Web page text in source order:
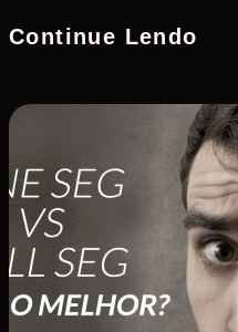
Continue Lendo